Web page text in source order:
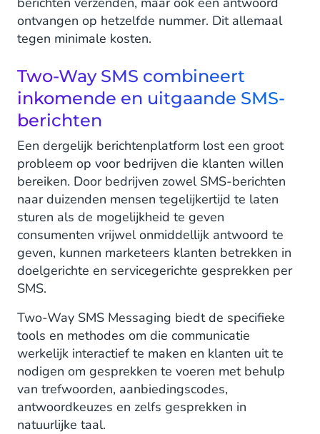
Fondsenwerven voor goede doelen
Afspraken maken en bevestigen
Hoe de klantbetrokkenheid verbeteren met
Two-Way SMS?
Waarom Two-Way Messaging gebruiken?
Voordelen van Two-Way Messaging
ontvangen op hetzelfde nummer. Dit allemaal
tegen minimale kosten.
Two-Way SMS combineert
inkomende en uitgaande SMS-
berichten
Een dergelijk berichtenplatform lost een groot
probleem op voor bedrijven die klanten willen
bereiken. Door bedrijven zowel SMS-berichten
naar duizenden mensen tegelijkertijd te laten
sturen als de mogelijkheid te geven
consumenten vrijwel onmiddellijk antwoord te
geven, kunnen marketeers klanten betrekken in
doelgerichte en servicegerichte gesprekken per
SMS.
Two-Way SMS Messaging biedt de specifieke
tools en methodes om die communicatie
werkelijk interactief te maken en klanten uit te
nodigen om gesprekken te voeren met behulp
van trefwoorden, aanbiedingscodes,
antwoordkeuzes en zelfs gesprekken in
natuurlijke taal.